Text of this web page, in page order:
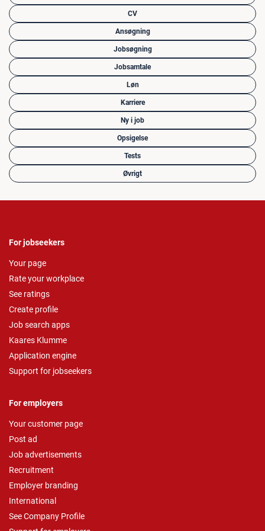
CV
Ansøgning
Jobsøgning
Jobsamtale
Løn
Karriere
Ny i job
Opsigelse
Tests
Øvrigt
For jobseekers
Your page
Rate your workplace
See ratings
Create profile
Job search apps
Kaares Klumme
Application engine
Support for jobseekers
For employers
Your customer page
Post ad
Job advertisements
Recruitment
Employer branding
International
See Company Profile